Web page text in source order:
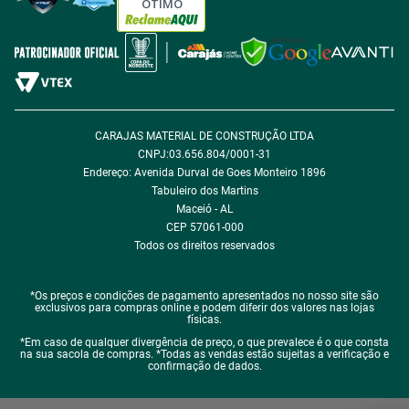
Política de Desconto
Fale com encarregado de dados
ÓTIMO
CARAJAS MATERIAL DE CONSTRUÇÃO LTDA
CNPJ:03.656.804/0001-31
Endereço: Avenida Durval de Goes Monteiro 1896
Tabuleiro dos Martins
Maceió - AL
CEP 57061-000
Todos os direitos reservados
*Os preços e condições de pagamento apresentados no nosso site são
exclusivos para compras online e podem diferir dos valores nas lojas
físicas.
*Em caso de qualquer divergência de preço, o que prevalece é o que consta
na sua sacola de compras. *Todas as vendas estão sujeitas a verificação e
confirmação de dados.